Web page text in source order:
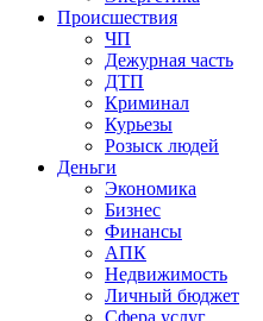
Происшествия
ЧП
Дежурная часть
ДТП
Криминал
Курьезы
Розыск людей
Деньги
Экономика
Бизнес
Финансы
АПК
Недвижимость
Личный бюджет
Сфера услуг